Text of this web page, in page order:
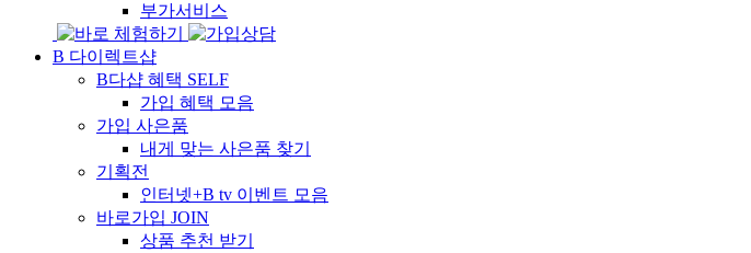
부가서비스
B 다이렉트샵
B다샵 혜택 SELF
가입 혜택 모음
가입 사은품
내게 맞는 사은품 찾기
기획전
인터넷+B tv 이벤트 모음
바로가입 JOIN
상품 추천 받기